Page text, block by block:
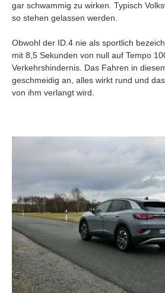
gar schwammig zu wirken. Typisch
so stehen gelassen werden.
Obwohl der ID.4 nie als sportlich
mit 8,5 Sekunden von null auf Tempo
Verkehrshindernis. Das Fahren in
geschmeidig an, alles wirkt rund und
von ihm verlangt wird.